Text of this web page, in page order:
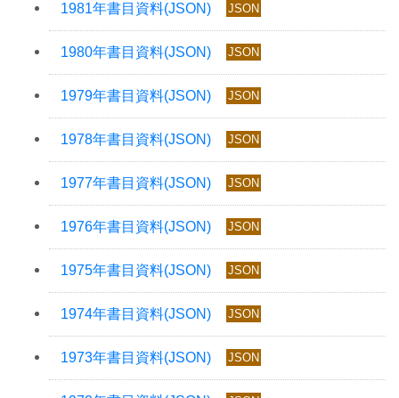
JSON
JSON
JSON
JSON
JSON
JSON
JSON
JSON
JSON